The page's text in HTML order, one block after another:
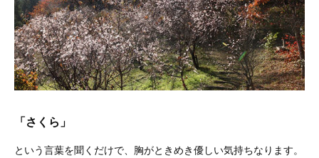
「さくら」
という言葉を聞くだけで、胸がときめき優しい気持ちなります。